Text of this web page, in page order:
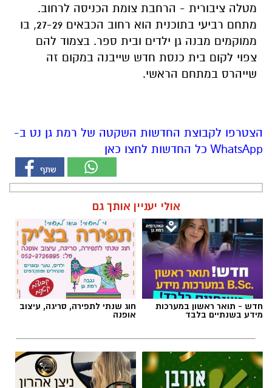
מטלה ציבורית - הרחבת צומת הכניסה לרחוב.
מתחם רביעי בתוכנית הוא רחוב הכבאים 27-29, בו
ממוקמים מבנה גן ילדים ובית ספר. בצמוד להם
צפוי לקום בית כנסת חדש שייבנה במקום זה
שייהרס במתחם הראשי.
הצטרפו לקבוצת החדשות השקטה של רמת גן נט ב-
WhatsApp כל החדשות לחצו כאן
אולי יעניין אותך גם
חדש - תואר ראשון במערכות
מידע בשנתיים בלבד
חוג שנתי לתפירה, סריגה, עיצוב
אופנה